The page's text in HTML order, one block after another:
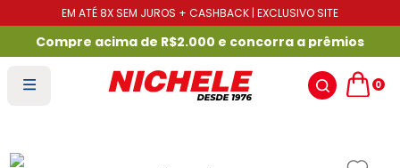
EM ATÉ 8X SEM JUROS + CASHBACK | EXCLUSIVO SITE
Compre acima de R$2.000 e concorra a prêmios
0